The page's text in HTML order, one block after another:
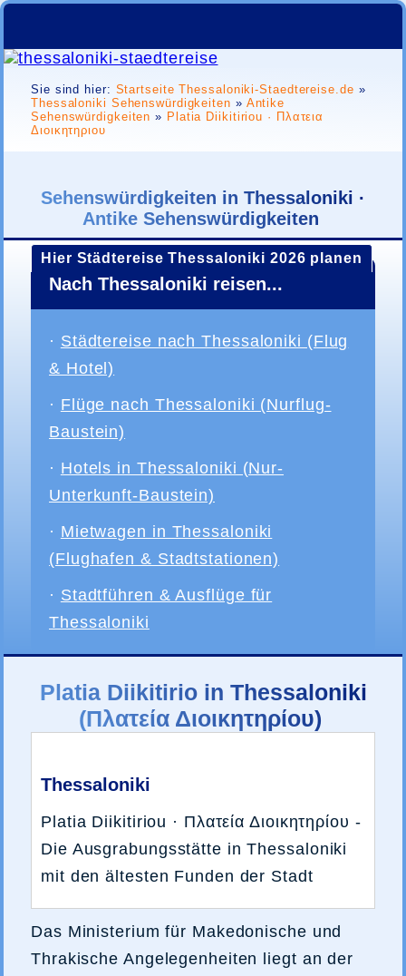
Sie sind hier: Startseite Thessaloniki-Staedtereise.de »
Thessaloniki Sehenswürdigkeiten » Antike
Sehenswürdigkeiten » Platia Diikitiriou · Πλατεια
Διοικητηριου
Hier Städtereise Thessaloniki 2026 planen
Sehenswürdigkeiten in Thessaloniki ·
Antike Sehenswürdigkeiten
Nach Thessaloniki reisen...
· Städtereise nach Thessaloniki (Flug
& Hotel)
· Flüge nach Thessaloniki (Nurflug-
Baustein)
· Hotels in Thessaloniki (Nur-
Unterkunft-Baustein)
· Mietwagen in Thessaloniki
(Flughafen & Stadtstationen)
· Stadtführen & Ausflüge für
Thessaloniki
Platia Diikitirio in Thessaloniki
(Πλατεία Διοικητηρίου)
Thessaloniki
Platia Diikitiriou · Πλατεία Διοικητηρίου -
Die Ausgrabungsstätte in Thessaloniki
mit den ältesten Funden der Stadt
Das Ministerium für Makedonische und
Thrakische Angelegenheiten liegt an der